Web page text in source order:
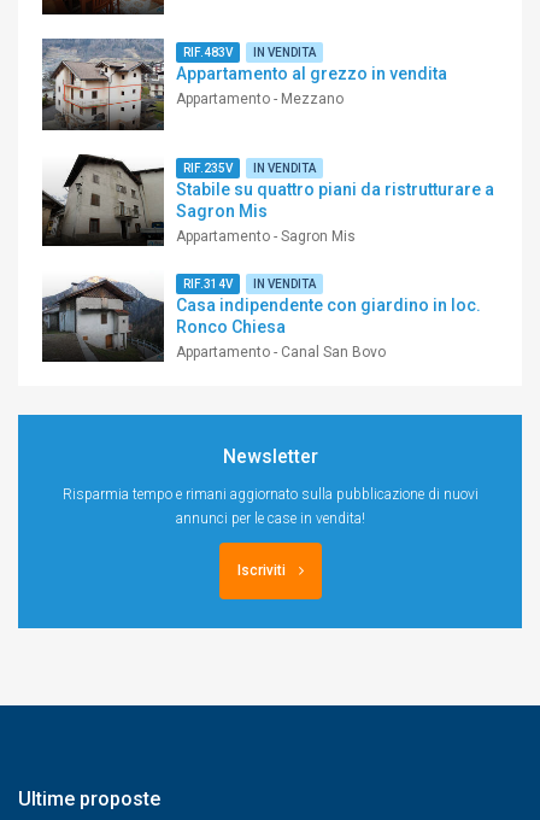
RIF.483V IN VENDITA
Appartamento al grezzo in vendita
Appartamento - Mezzano
RIF.235V IN VENDITA
Stabile su quattro piani da ristrutturare a
Sagron Mis
Appartamento - Sagron Mis
RIF.314V IN VENDITA
Casa indipendente con giardino in loc.
Ronco Chiesa
Appartamento - Canal San Bovo
Newsletter
Risparmia tempo e rimani aggiornato sulla pubblicazione di nuovi
annunci per le case in vendita!
Iscriviti
Ultime proposte